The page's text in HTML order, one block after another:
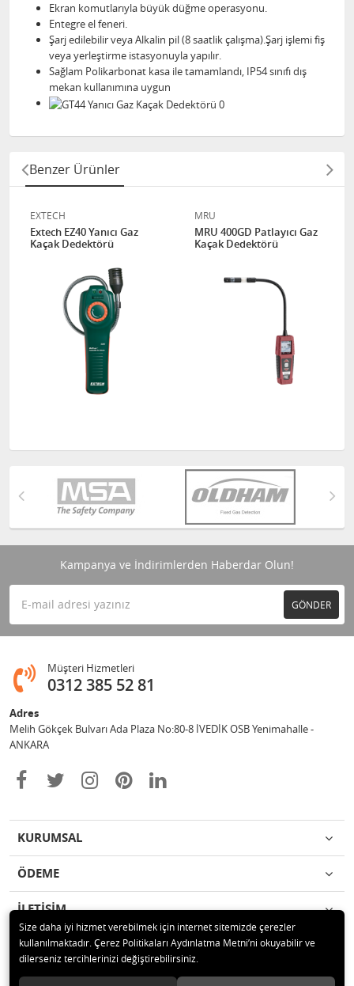
Ekran komutlarıyla büyük düğme operasyonu.
Entegre el feneri.
Şarj edilebilir veya Alkalin pil (8 saatlik çalışma).Şarj işlemi fiş
veya yerleştirme istasyonuyla yapılır.
Sağlam Polikarbonat kasa ile tamamlandı, IP54 sınıfı dış
mekan kullanımına uygun
Benzer Ürünler
EXTECH
Extech EZ40 Yanıcı Gaz
Kaçak Dedektörü
MRU
MRU 400GD Patlayıcı Gaz
Kaçak Dedektörü
Kampanya ve İndirimlerden Haberdar Olun!
GÖNDER
Müşteri Hizmetleri
0312 385 52 81
Adres
Melih Gökçek Bulvarı Ada Plaza No:80-8 İVEDİK OSB Yenimahalle -
ANKARA
KURUMSAL
ÖDEME
İLETİŞİM
© 2020 ESA ÖLÇÜM VE TEST CİHAZLARI ELEKTRONİK SAN TİC LTD ŞTİ
Tüm hakları saklıdır.
Size daha iyi hizmet verebilmek için internet sitemizde çerezler
kullanılmaktadır. Çerez Politikaları Aydınlatma Metni’ni okuyabilir ve
dilerseniz tercihlerinizi değiştirebilirsiniz.